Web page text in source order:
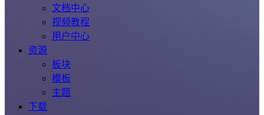
文档中心
视频教程
用户中心
资源
板块
模板
主题
下载